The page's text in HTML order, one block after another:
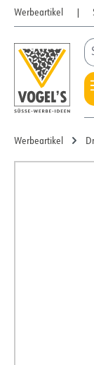
Zum Hauptinhalt
Werbeartikel
Werbeartikel